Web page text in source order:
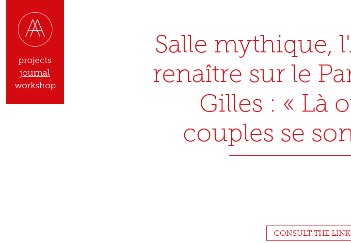
projects
journal
workshop
Salle mythique,
renaître sur le
Gilles : « Là
couples se
CONSULT THE